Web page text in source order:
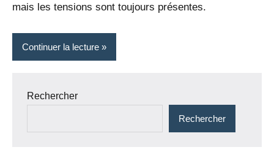
mais les tensions sont toujours présentes.
Continuer la lecture
Rechercher
Rechercher